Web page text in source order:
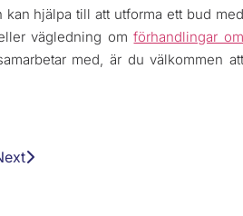
kan hjälpa till att utforma ett bud med
vägledning omförhandlingar om
med, är du välkommen att